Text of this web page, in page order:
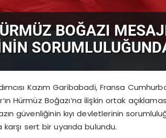
Kazım Garibabadi, Fransa
Hürmüz Boğazı’na ilişkin ortak
güvenliğinin kıyı devletlerinin
karşı sert bir uyarıda bulundu.